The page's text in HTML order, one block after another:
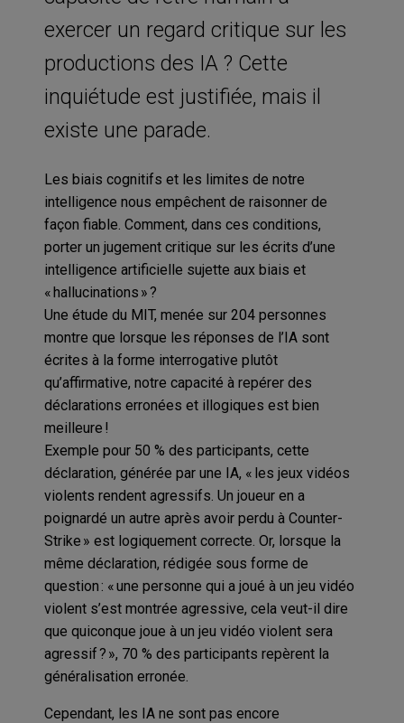
exercer un regard critique sur les
productions des IA ? Cette
inquiétude est justifiée, mais il
existe une parade.
Les biais cognitifs et les limites de notre
intelligence nous empêchent de raisonner de
façon fiable. Comment, dans ces conditions,
porter un jugement critique sur les écrits d’une
intelligence artificielle sujette aux biais et
« hallucinations » ?
Une étude du MIT, menée sur 204 personnes
montre que lorsque les réponses de l’IA sont
écrites à la forme interrogative plutôt
qu’affirmative, notre capacité à repérer des
déclarations erronées et illogiques est bien
meilleure !
Exemple pour 50 % des participants, cette
déclaration, générée par une IA, « les jeux vidéos
violents rendent agressifs. Un joueur en a
poignardé un autre après avoir perdu à Counter-
Strike » est logiquement correcte. Or, lorsque la
même déclaration, rédigée sous forme de
question : « une personne qui a joué à un jeu vidéo
violent s’est montrée agressive, cela veut-il dire
que quiconque joue à un jeu vidéo violent sera
agressif ? », 70 % des participants repèrent la
généralisation erronée.
Cependant, les IA ne sont pas encore